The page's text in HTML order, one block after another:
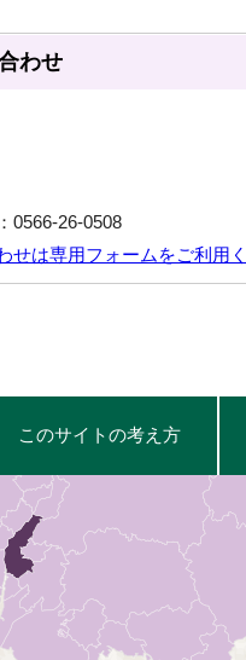
わせ
0566-26-0508
せは専用フォームをご利用
このサイトの考え方